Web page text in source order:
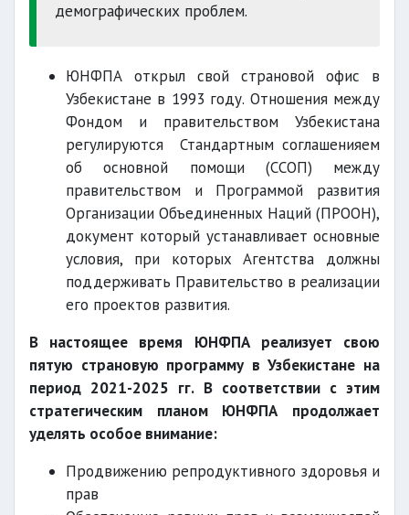
демографических проблем.
ЮНФПА открыл свой страновой офис в
Узбекистане в 1993 году. Отношения между
Фондом и правительством Узбекистана
регулируются Стандартным соглашенияем
об основной помощи (ССОП) между
правительством и Программой развития
Организации Объединенных Наций (ПРООН),
документ который устанавливает основные
условия, при которых Агентства должны
поддерживать Правительство в реализации
его проектов развития.
В настоящее время ЮНФПА реализует свою
пятую страновую программу в Узбекистане на
период 2021-2025 гг. В соответствии с этим
стратегическим планом ЮНФПА продолжает
уделять особое внимание:
Продвижению репродуктивного здоровья и
прав